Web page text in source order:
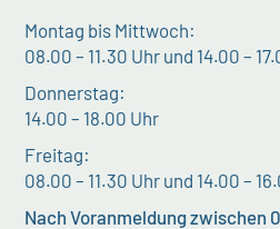
Montag bis Mittwoch:
08.00 – 11.30 Uhr und 14.00 –
Donnerstag:
14.00 – 18.00 Uhr
Freitag:
08.00 – 11.30 Uhr und 14.00 –
Nach Voranmeldung zwischen